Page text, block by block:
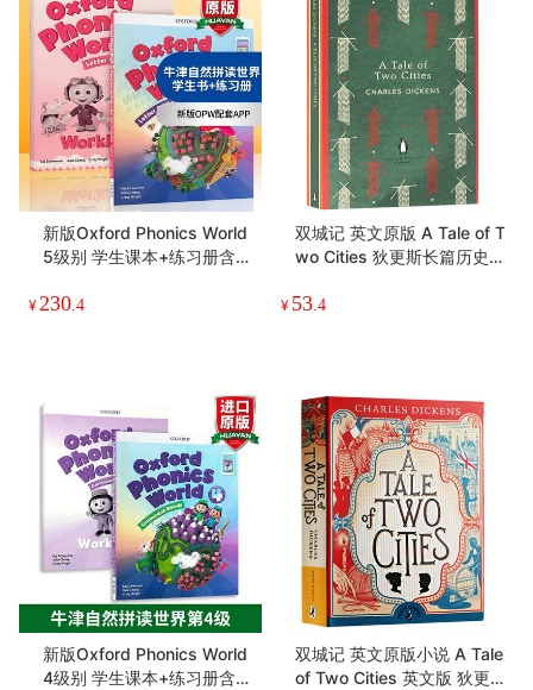
新版Oxford Phonics World
5级别 学生课本+练习册含A
儿英语启蒙教材 OPW零基
¥230.4
双城记 英文原版 A Tale of T
wo Cities 狄更斯长篇历史
cs 企鹅经典 进口原版英语
¥ 53.4
新版Oxford Phonics World
4级别 学生课本+练习册含A
双城记 英文原版小说 A Tale
of Two Cities 英文版 狄更